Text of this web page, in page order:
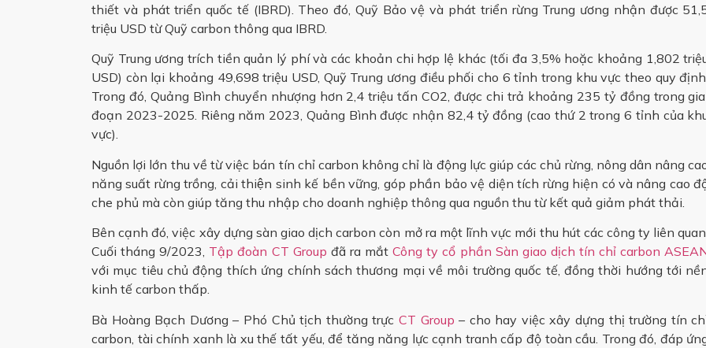
thiết và phát triển quốc tế (IBRD). Theo đó, Quỹ Bảo vệ và phát triển rừng Trung ương nhận được
triệu USD từ Quỹ carbon thông qua IBRD.
Quỹ Trung ương trích tiền quản lý phí và các khoản chi hợp lệ khác (tối đa 3,5% hoặc khoảng 1,802
USD) còn lại khoảng 49,698 triệu USD, Quỹ Trung ương điều phối cho 6 tỉnh trong khu vực theo quy
Trong đó, Quảng Bình chuyển nhượng hơn 2,4 triệu tấn CO2, được chi trả khoảng 235 tỷ đồng trong
đoạn 2023-2025. Riêng năm 2023, Quảng Bình được nhận 82,4 tỷ đồng (cao thứ 2 trong 6 tỉnh của
vực).
Nguồn lợi lớn thu về từ việc bán tín chỉ carbon không chỉ là động lực giúp các chủ rừng, nông dân nâng
năng suất rừng trồng, cải thiện sinh kế bền vững, góp phần bảo vệ diện tích rừng hiện có và nâng cao
che phủ mà còn giúp tăng thu nhập cho doanh nghiệp thông qua nguồn thu từ kết quả giảm phát thải.
Bên cạnh đó, việc xây dựng sàn giao dịch carbon còn mở ra một lĩnh vực mới thu hút các công ty liên
Cuối tháng 9/2023, Tập đoàn CT Group đã ra mắtCông ty cổ phần Sàn giao dịch tín chỉ carbon
với mục tiêu chủ động thích ứng chính sách thương mại về môi trường quốc tế, đồng thời hướng tới
kinh tế carbon thấp.
Bà Hoàng Bạch Dương – Phó Chủ tịch thường trực CT Group – cho hay việc xây dựng thị trường tín
carbon, tài chính xanh là xu thế tất yếu, để tăng năng lực cạnh tranh cấp độ toàn cầu. Trong đó, đáp